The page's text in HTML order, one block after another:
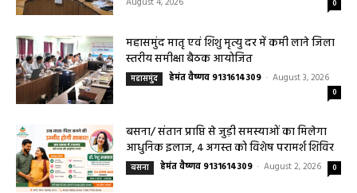
महासमुंद कलेक्टर ने सुनी आमजनों की समस्याएं,
Uncategorized हेमंत वैष्णव 9131614309 -
August 4, 2026
महासमुंद मातृ एवं शिशु मृत्यु दर में कमी लाने जिला
महासमुंद हेमंत वैष्णव 9131614309 - August 3, 2026
0